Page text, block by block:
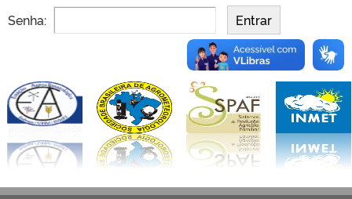
Senha: